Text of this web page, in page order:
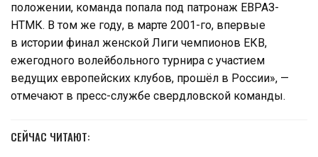
положении, команда попала под патронаж ЕВРАЗ-
НТМК. В том же году, в марте 2001-го, впервые
в истории финал женской Лиги чемпионов ЕКВ,
ежегодного волейбольного турнира с участием
ведущих европейских клубов, прошёл в России», —
отмечают в пресс-службе свердловской команды.
СЕЙЧАС ЧИТАЮТ: